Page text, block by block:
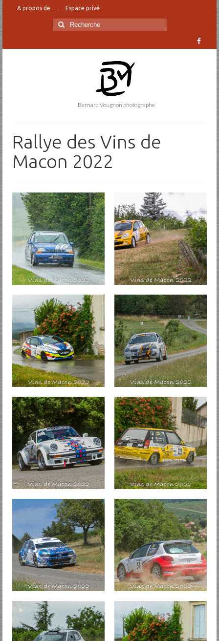
A propos de… Espace privé
Rechercher
:
Bernard Vougnon photographe
Rallye des Vins de
Macon 2022